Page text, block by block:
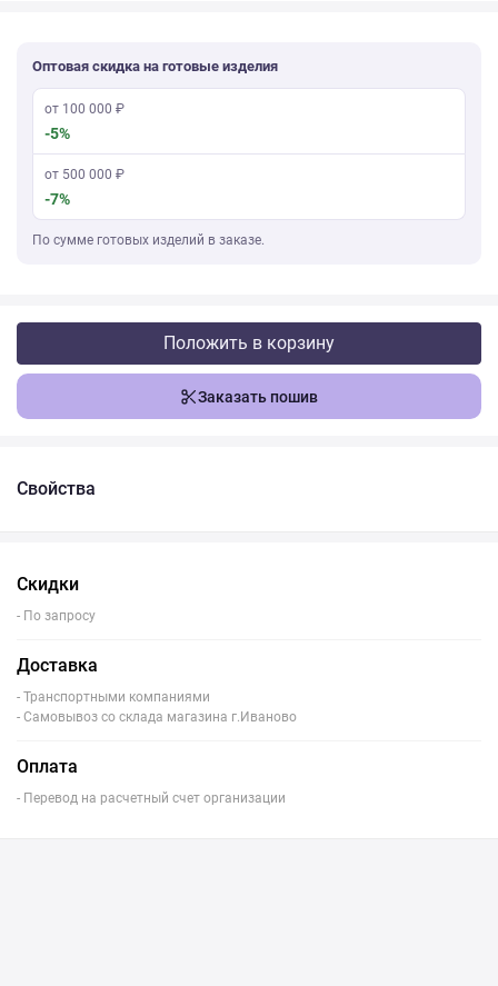
Оптовая скидка на готовые изделия
от 100 000 ₽
-5%
от 500 000 ₽
-7%
По сумме готовых изделий в заказе.
Положить в корзину
Заказать пошив
Свойства
Скидки
- По запросу
Доставка
- Транспортными компаниями
- Самовывоз со склада магазина г.Иваново
Оплата
- Перевод на расчетный счет организации